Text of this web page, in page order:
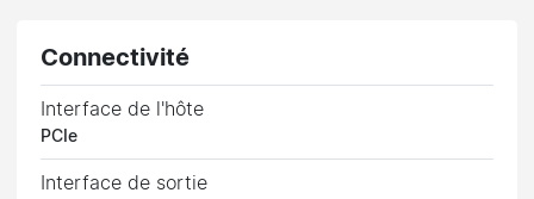
Connectivité
Interface de l'hôte
PCIe
Interface de sortie